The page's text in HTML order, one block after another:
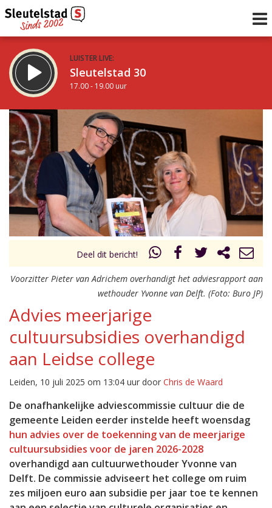
LUISTER LIVE:
Sleutelstad 30
17.00 - 19.00 uur
STRAKS:
De avond van Sleutelstad
19.00 - 0.00 uur
Vorig uur
uur 1 van 0 Volgend uur
Inklappen
Deel dit bericht!
Voorzitter Pieter van Adrichem overhandigt het adviesrapport aan
wethouder Yvonne van Delft. (Foto: Buro JP)
Advies meerjarige
cultuursubsidies overhandigd
aan Leidse college
Leiden, 10 juli 2025 om 13:04 uur door Chris de Waard
De onafhankelijke adviescommissie cultuur die de
gemeente Leiden eerder instelde heeft woensdag
hun advies over de toekenning van de meerjarige
cultuursubsidies voor de jaren 2026-2028
overhandigd aan cultuurwethouder Yvonne van
Delft. De commissie adviseert het college om ruim
zes miljoen euro aan subsidie per jaar toe te kennen